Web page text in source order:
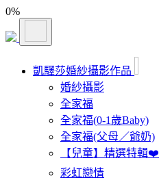
0%
凱驛莎婚紗攝影作品
婚紗攝影
全家福
全家福(0-1歲Baby)
全家福(父母／爺奶)
【兒童】精選特輯❤️
彩虹戀情